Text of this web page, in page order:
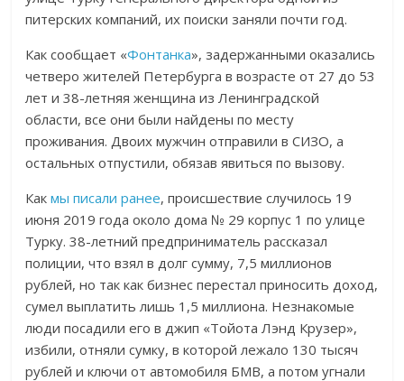
питерских компаний, их поиски заняли почти год.
Как сообщает «Фонтанка», задержанными оказались
четверо жителей Петербурга в возрасте от 27 до 53
лет и 38-летняя женщина из Ленинградской
области, все они были найдены по месту
проживания. Двоих мужчин отправили в СИЗО, а
остальных отпустили, обязав явиться по вызову.
Какмы писали ранее, происшествие случилось 19
июня 2019 года около дома № 29 корпус 1 по улице
Турку. 38-летний предприниматель рассказал
полиции, что взял в долг сумму, 7,5 миллионов
рублей, но так как бизнес перестал приносить доход,
сумел выплатить лишь 1,5 миллиона. Незнакомые
люди посадили его в джип «Тойота Лэнд Крузер»,
избили, отняли сумку, в которой лежало 130 тысяч
рублей и ключи от автомобиля БМВ, а потом угнали